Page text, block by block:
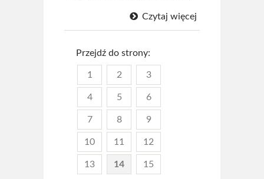
Czytaj więcej
Przejdź do strony:
1 2 3
4 5 6
7 8 9
10 11 12
13 14 15